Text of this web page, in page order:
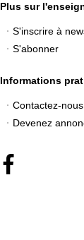
Plus sur
S'inscrire à
S'abonner
Informations
Contactez-nous
Devenez